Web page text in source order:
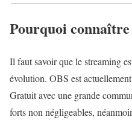
Pourquoi
Il faut savoir que le streaming
évolution. OBS est
Gratuit avec une grande
forts non négligeables,